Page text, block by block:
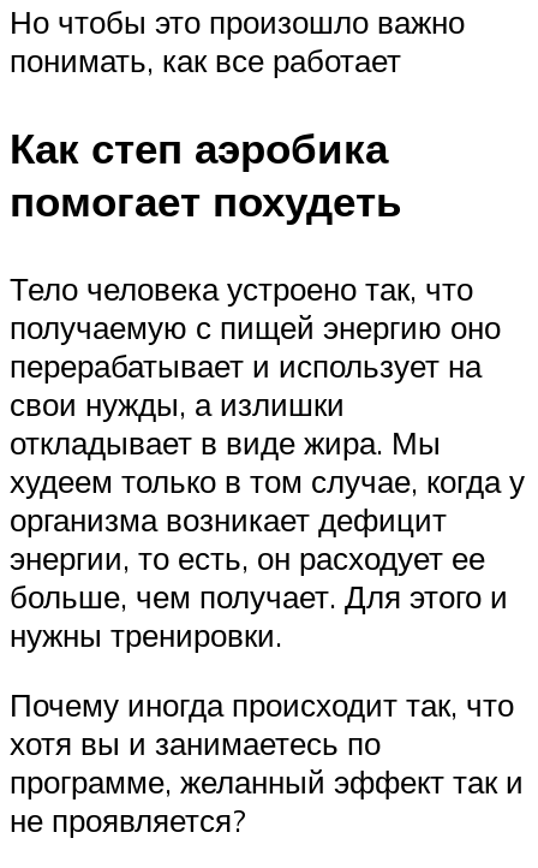
Но чтобы это произошло важно
понимать, как все работает
Как степ аэробика
помогает похудеть
Тело человека устроено так, что
получаемую с пищей энергию оно
перерабатывает и использует на
свои нужды, а излишки
откладывает в виде жира. Мы
худеем только в том случае, когда у
организма возникает дефицит
энергии, то есть, он расходует ее
больше, чем получает. Для этого и
нужны тренировки.
Почему иногда происходит так, что
хотя вы и занимаетесь по
программе, желанный эффект так и
не проявляется?